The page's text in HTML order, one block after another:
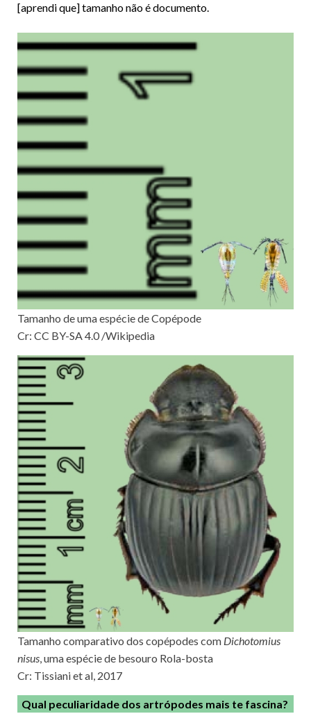
[aprendi que] tamanho não é documento.
Tamanho de uma espécie de Copépode
Cr: CC BY-SA 4.0 /Wikipedia
Tamanho comparativo dos copépodes com Dichotomius
nisus, uma espécie de besouro Rola-bosta
Cr: Tissiani et al, 2017
Qual peculiaridade dos artrópodes mais te fascina?